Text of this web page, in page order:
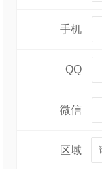
手机
QQ
微信
区域